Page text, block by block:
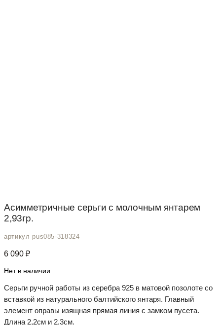
Асимметричные серьги с молочным янтарем
2,93гр.
артикул pus085-318324
6 090 ₽
Нет в наличии
Серьги ручной работы из серебра 925 в матовой позолоте со
вставкой из натурального балтийского янтаря. Главный
элемент оправы изящная прямая линия с замком пусета.
Длина 2,2см и 2,3см.